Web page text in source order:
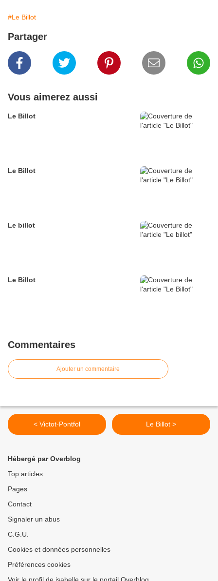
#Le Billot
Partager
Vous aimerez aussi
Le Billot
Le Billot
Le billot
Le Billot
Commentaires
Ajouter un commentaire
< Victot-Pontfol Le Billot >
Hébergé par Overblog
Top articles
Pages
Contact
Signaler un abus
C.G.U.
Cookies et données personnelles
Préférences cookies